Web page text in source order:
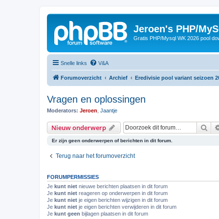
Jeroen's PHP/
Gratis PHP/Mysql WK 2026 pool
Snelle links V&A
Forumoverzicht Archief Eredivisie pool variant seizoen
Vragen en oplossingen
Moderators: Jeroen Jaantje
Nieuw onderwerp
Er zijn geen onderwerpen of berichten in dit forum.
Terug naar het forumoverzicht
FORUMPERMISSIES
Je kunt niet nieuwe berichten plaatsen in dit forum
Je kunt niet reageren op onderwerpen in dit forum
Je kunt niet je eigen berichten wijzigen in dit forum
Je kunt niet je eigen berichten verwijderen in dit forum
Je kunt geen bijlagen plaatsen in dit forum